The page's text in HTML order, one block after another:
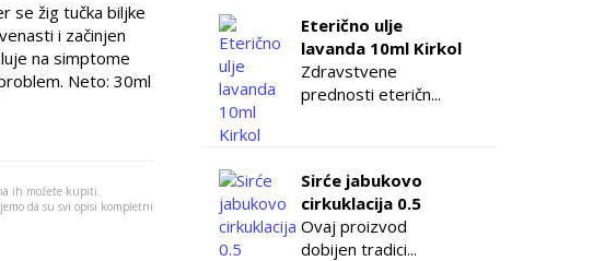
se žig tučka biljke
i začinjen
na simptome
Neto: 30ml
ih možete kupiti.
da su svi opisi kompletni
Eterično ulje
lavanda 10ml Kirkol
Zdravstvene
prednosti eteričn...
Sirće jabukovo
cirkuklacija 0.5
Ovaj proizvod
dobijen tradici...